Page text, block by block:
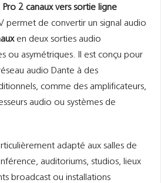
2 canaux vers sortie ligne
permet de convertir un signal audio
en deux sorties audio
ou asymétriques. Il est conçu pour
audio Dante à des
comme des amplificateurs,
audio ou systèmes de
adapté aux salles de
auditoriums, studios, lieux
broadcast ou installations